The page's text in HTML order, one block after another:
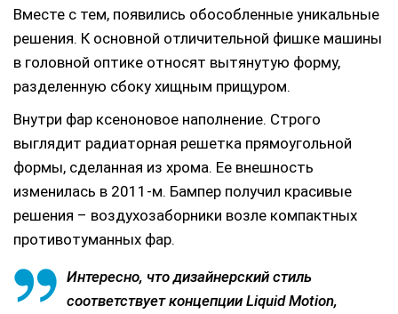
Вместе с тем, появились обособленные уникальные
решения. К основной отличительной фишке машины
в головной оптике относят вытянутую форму,
разделенную сбоку хищным прищуром.
Внутри фар ксеноновое наполнение. Строго
выглядит радиаторная решетка прямоугольной
формы, сделанная из хрома. Ее внешность
изменилась в 2011-м. Бампер получил красивые
решения – воздухозаборники возле компактных
противотуманных фар.
Интересно, что дизайнерский стиль
соответствует концепции Liquid Motion,